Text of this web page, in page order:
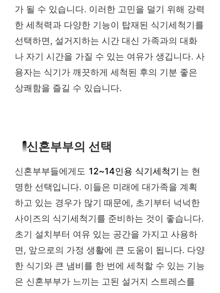
가 될 수 있습니다. 이러한 고민을 덜기 위해 강력
한 세척력과 다양한 기능이 탑재된 식기세척기를
선택하면, 설거지하는 시간 대신 가족과의 대화
나 자기 시간을 가질 수 있는 여유가 생깁니다. 사
용자는 식기가 깨끗하게 세척된 후의 기분 좋은
상쾌함을 즐길 수 있습니다.
신혼부부의 선택
신혼부부들에게도 12~14인용 식기세척기 는 현
명한 선택입니다. 이들은 미래에 대가족을 계획
하고 있는 경우가 많기 때문에, 초기부터 넉넉한
사이즈의 식기세척기를 준비하는 것이 좋습니다.
초기 설치부터 여유 있는 공간을 가지고 사용하
면, 앞으로의 가정 생활에 큰 도움이 됩니다. 다양
한 식기와 큰 냄비를 한 번에 세척할 수 있는 기능
은 신혼부부가 느끼는 고된 설거지 스트레스를